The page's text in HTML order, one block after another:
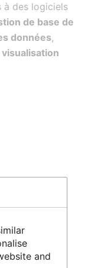
à des logiciels
de base de
données,
visualisation
and